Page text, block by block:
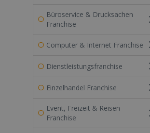
Büroservice & Drucksachen
Franchise
Computer & Internet Franchise
Dienstleistungsfranchise
Einzelhandel Franchise
Event, Freizeit & Reisen
Franchise